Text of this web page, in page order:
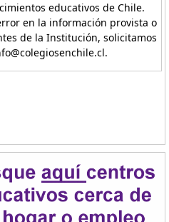
educativos de Chile.
en la información provista o
de la Institución, solicitamos